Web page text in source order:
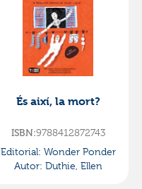
És així, la mort?
ISBN:9788412872743
Editorial: Wonder Ponder
Autor: Duthie, Ellen